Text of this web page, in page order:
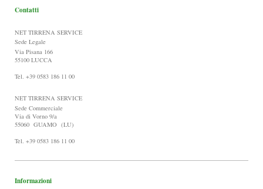
Contatti
NET TIRRENA SERVICE
Sede Legale
Via Pisana 166
55100 LUCCA
Tel. +39 0583 186 11 00
NET TIRRENA SERVICE
Sede Commerciale
Via di Vorno 9/a
55060 GUAMO (LU)
Tel. +39 0583 186 11 00
Informazioni